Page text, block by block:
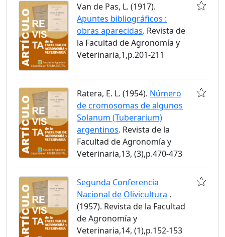
Van de Pas, L. (1917).
Apuntes bibliográficos :
obras aparecidas. Revista de
la Facultad de Agronomía y
Veterinaria,1,p.201-211
Ratera, E. L. (1954). Número
de cromosomas de algunos
Solanum (Tuberarium)
argentinos. Revista de la
Facultad de Agronomía y
Veterinaria,13, (3),p.470-473
Segunda Conferencia
Nacional de Olivicultura .
(1957). Revista de la Facultad
de Agronomía y
Veterinaria,14, (1),p.152-153